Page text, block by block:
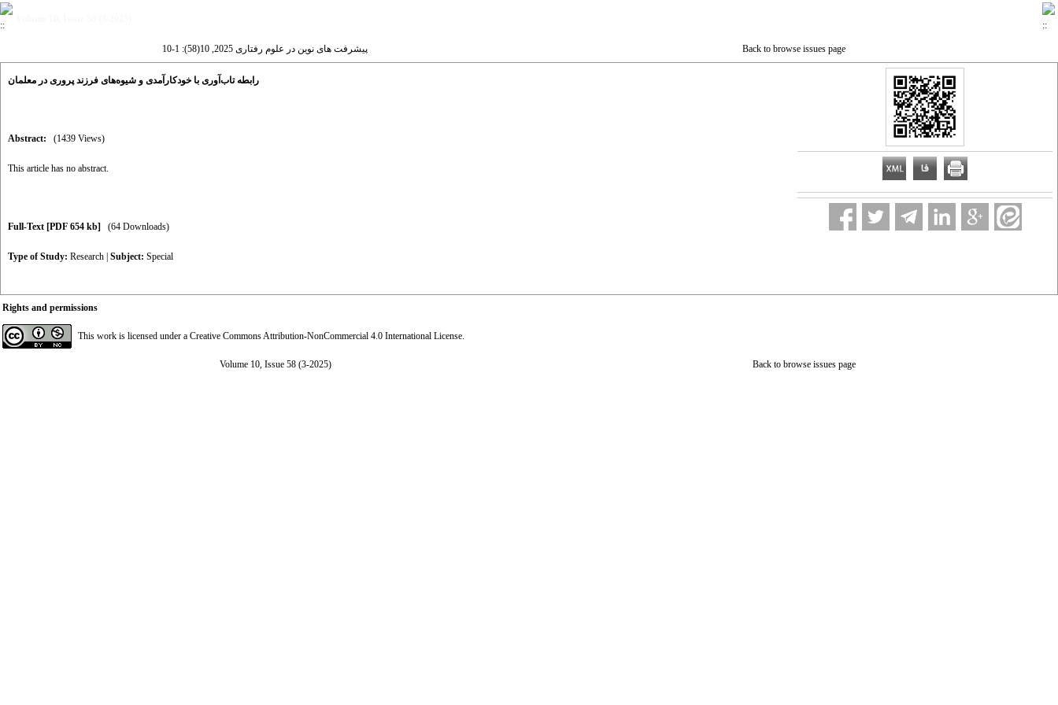
پیشرفت های نوین در علوم رفتاری 2025, 10(58): 1-10 Back to browse issues page
رابطه تاب‌آوری با خودکارآمدی و شیوه‌های فرزند پروری در معلمان
Abstract: (1439 Views)
This article has no abstract.
Full-Text [PDF 654 kb] (64 Downloads)
Type of Study: Research Subject: Special
Rights and permissions
This work is licensed under a Creative Commons Attribution-NonCommercial 4.0 International License.
Volume 10, Issue 58 (3-2025) Back to browse issues page